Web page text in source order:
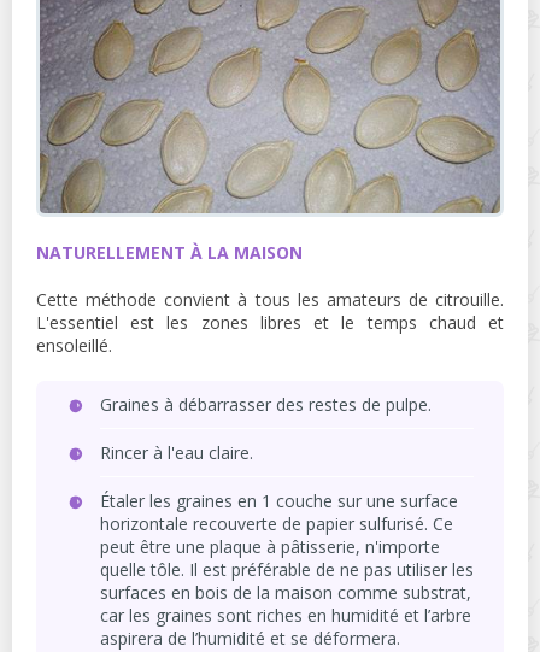
NATURELLEMENT À LA MAISON
Cette méthode convient à tous les amateurs de citrouille.
L'essentiel est les zones libres et le temps chaud et
ensoleillé.
Graines à débarrasser des restes de pulpe.
Rincer à l'eau claire.
Étaler les graines en 1 couche sur une surface
horizontale recouverte de papier sulfurisé. Ce
peut être une plaque à pâtisserie, n'importe
quelle tôle. Il est préférable de ne pas utiliser les
surfaces en bois de la maison comme substrat,
car les graines sont riches en humidité et l’arbre
aspirera de l’humidité et se déformera.